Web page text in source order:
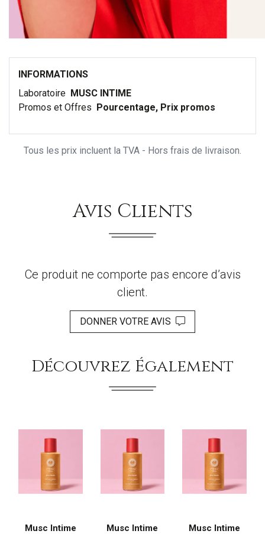
INFORMATIONS
Laboratoire MUSC INTIME
Promos et Offres
Pourcentage, Prix promos
Tous les prix incluent la TVA - Hors frais de livraison.
Avis Clients
Ce produit ne comporte pas encore d’avis
client.
DONNER VOTRE AVIS
Découvrez Également
Musc Intime
Musc Intime
Musc Intime